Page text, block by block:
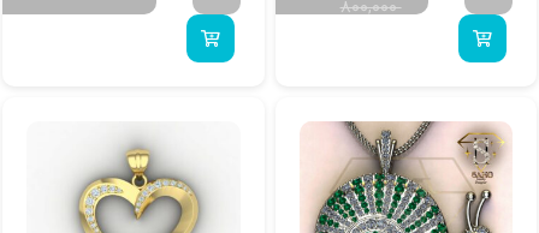
۸۰۰,۰۰۰